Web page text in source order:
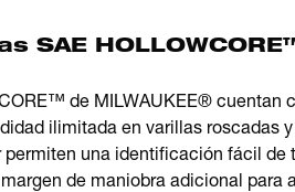
SAE
de MILWAUKEE® cuentan
ilimitada en varillas roscadas
una identificación fácil de
de maniobra adicional para